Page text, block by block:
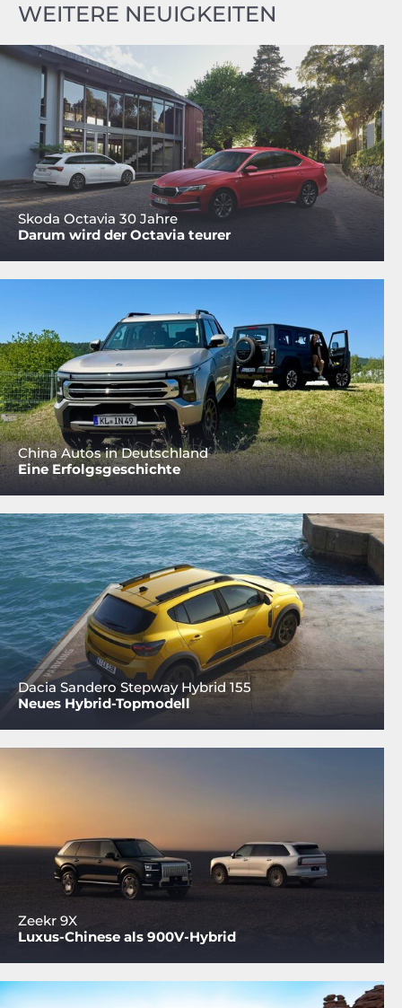
WEITERE NEUIGKEITEN
Skoda Octavia 30 Jahre
Darum wird der Octavia teurer
China Autos in Deutschland
Eine Erfolgsgeschichte
Dacia Sandero Stepway Hybrid 155
Neues Hybrid-Topmodell
Zeekr 9X
Luxus-Chinese als 900V-Hybrid